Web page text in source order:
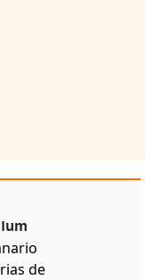
de